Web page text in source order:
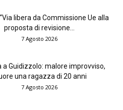
libera da Commissione Ue alla
proposta di revisione...
7 Agosto 2026
a Guidizzolo: malore improvviso,
una ragazza di 20 anni
7 Agosto 2026